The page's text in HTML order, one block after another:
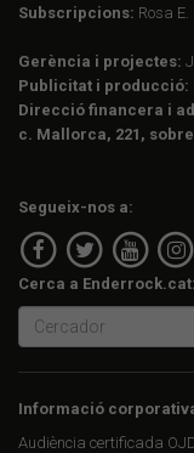
Subscripcions: Rosa
Gerència i projectes:
Publicitat i producció:
Direcció financera i
c. Mallorca, 221,
Segueix-nos a:
Cerca a Enderrock.cat:
Informació
Audiència certificada